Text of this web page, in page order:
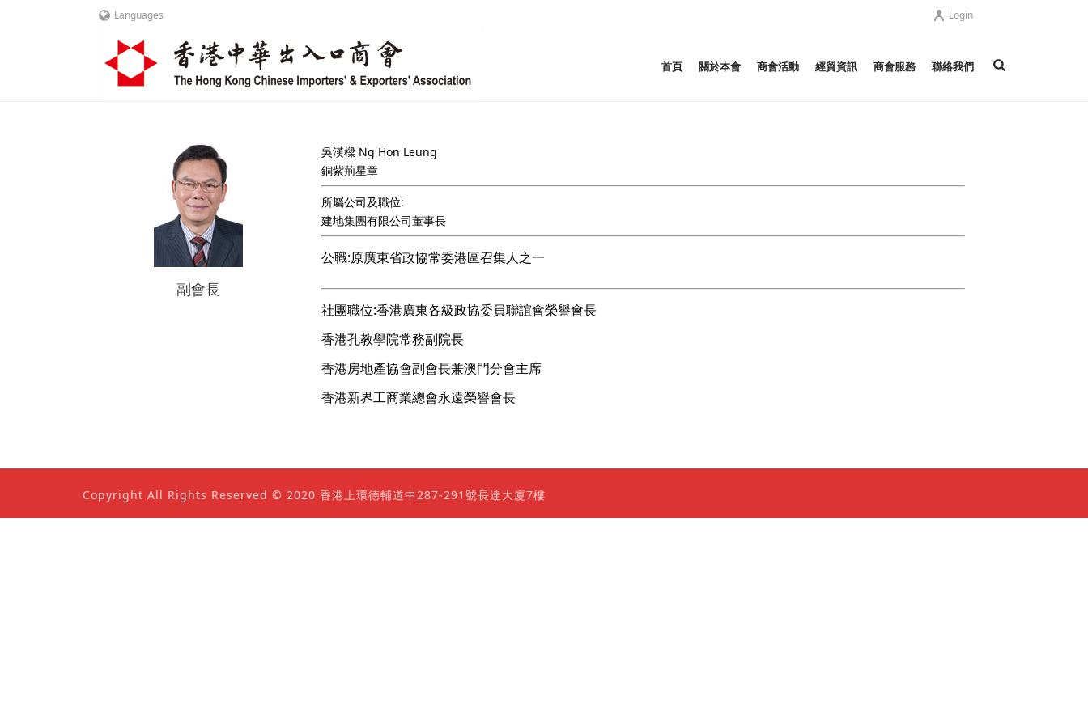
Languages Login
首頁 關於本會 商會活動 經貿資訊 商會服務 聯絡我們
副會長
吳漢樑 Ng Hon Leung
銅紫荊星章
所屬公司及職位:
建地集團有限公司董事長
公職:原廣東省政協常委港區召集人之一
社團職位:香港廣東各級政協委員聯誼會榮譽會長
香港孔教學院常務副院長
香港房地產協會副會長兼澳門分會主席
香港新界工商業總會永遠榮譽會長
Copyright All Rights Reserved © 2020 香港上環德輔道中287-291號長達大廈7樓